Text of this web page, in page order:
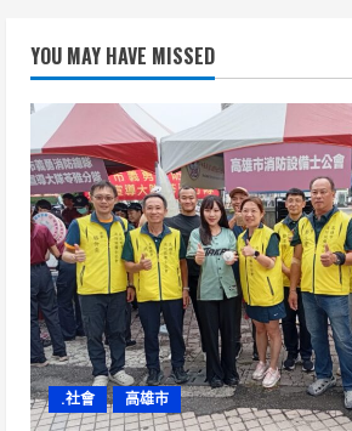
YOU MAY HAVE MISSED
.社會 高雄市